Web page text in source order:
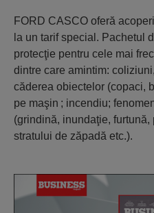
FORD CASCO oferă
la un tarif special. Pachetul
protecţie pentru cele mai
dintre care amintim:
căderea obiectelor (copaci,
pe maşin ⁠; incendiu;
(grindină, inundaţie,
stratului de zăpadă etc.).